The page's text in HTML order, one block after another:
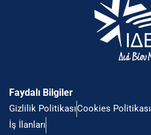
Faydalı Bilgiler
Gizlilik PolitikasıCookies Politikası
İş İlanları